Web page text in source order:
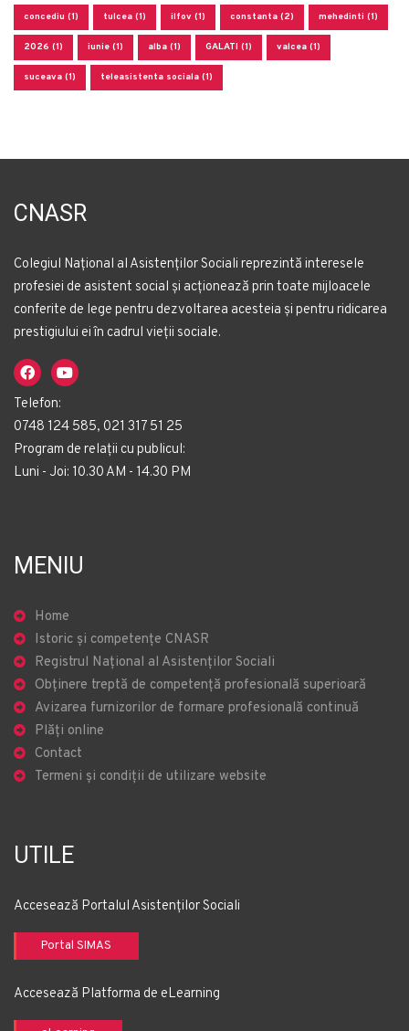
concediu (1) tulcea (1) ilfov (1) constanta (2) mehedinti (1)
2026 (1) iunie (1) alba (1) GALATI (1) valcea (1)
suceava (1) teleasistenta sociala (1)
CNASR
Colegiul Național al Asistenților Sociali reprezintă interesele
profesiei de asistent social și acționează prin toate mijloacele
conferite de lege pentru dezvoltarea acesteia și pentru ridicarea
prestigiului ei în cadrul vieții sociale.
Telefon:
0748 124 585, 021 317 51 25
Program de relații cu publicul:
Luni - Joi: 10.30 AM - 14.30 PM
MENIU
Home
Istoric și competențe CNASR
Registrul Național al Asistenților Sociali
Obținere treptă de competență profesională superioară
Avizarea furnizorilor de formare profesională continuă
Plăți online
Contact
Termeni și condiții de utilizare website
UTILE
Accesează Portalul Asistenților Sociali
Portal SIMAS
Accesează Platforma de eLearning